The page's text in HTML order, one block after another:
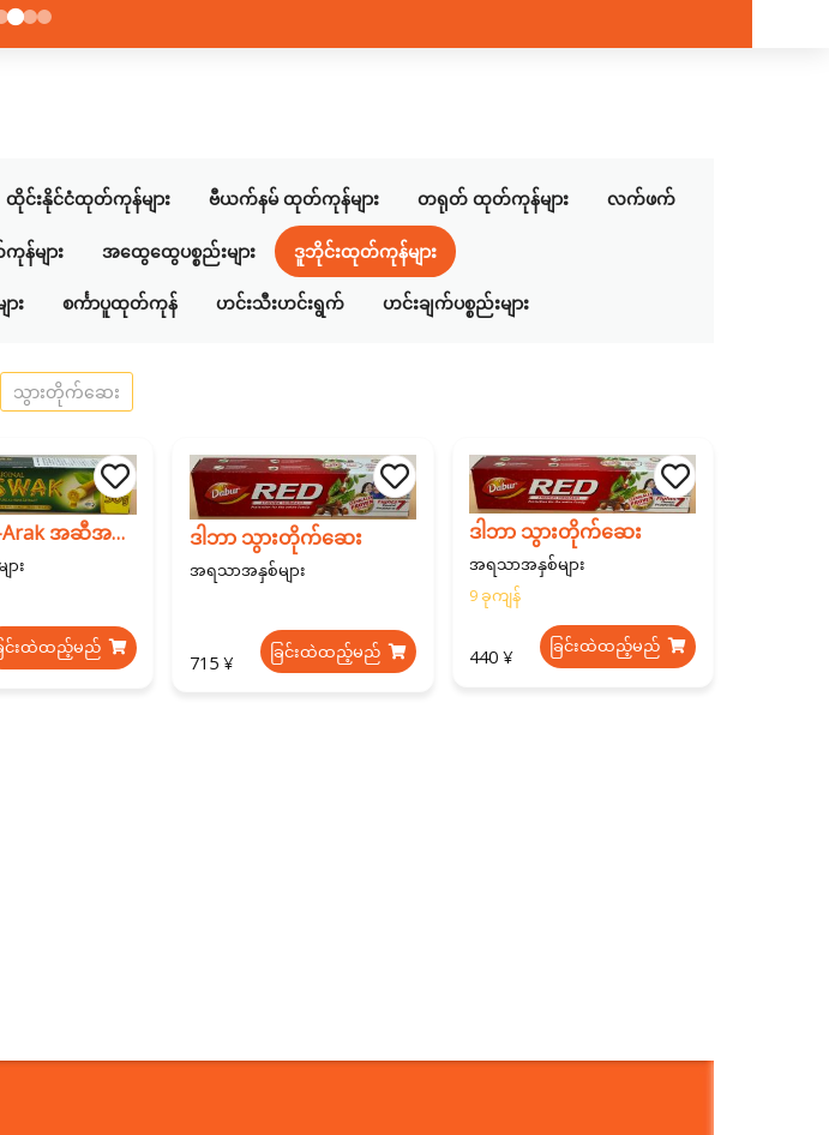
ထိုင်းနိုင်ငံထုတ်ကုန်များ ဗီယက်နမ် ထုတ်ကုန်များ တရုတ် ထုတ်ကုန်များ လက်ဖက်
န်များ အထွေထွေပစ္စည်းများ ဒူဘိုင်းထုတ်ကုန်များ
း စင်္ကာပူထုတ်ကုန် ဟင်းသီးဟင်းရွက် ဟင်းချက်ပစ္စည်းများ
သွားတိုက်ဆေး
သဘာဝ Al-Arak အဆီအနှစ်ပါ ဟာဘယ် သွားတိုက်ဆေး 150g
း
ြင်းထဲထည့်မည်
ဒါဘာ သွားတိုက်ဆေး
အရသာအနှစ်များ
715 ¥ ခြင်းထဲထည့်မည်
ဒါဘာ သွားတိုက်ဆေး
အရသာအနှစ်များ
9 ခုကျန်
440 ¥ ခြင်းထဲထည့်မည်